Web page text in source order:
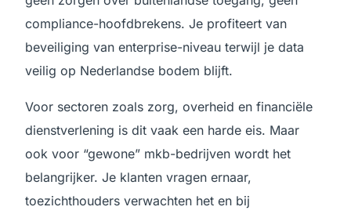
compliance-hoofdbrekens. Je profiteert van
beveiliging van enterprise-niveau terwijl je data
veilig op Nederlandse bodem blijft.
Voor sectoren zoals zorg, overheid en financiële
dienstverlening is dit vaak een harde eis. Maar
ook voor “gewone” mkb-bedrijven wordt het
belangrijker. Je klanten vragen ernaar,
toezichthouders verwachten het en bij